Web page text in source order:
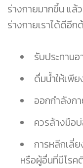
ร่างกายมากขึ้น แล้
ร่างกายเราได้ดีอี
รับประทาน
ดื่มน้ำให้เพี
ออกกำลังก
ควรล้างมือ
การหลีกเลี่
หรือผู้อื่นที่มีโรค